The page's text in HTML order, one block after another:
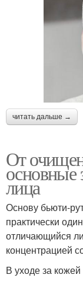
читать дальше →
От
основные
лица
Основу бьюти-
практически
отличающийся
концентрацией
В уходе за